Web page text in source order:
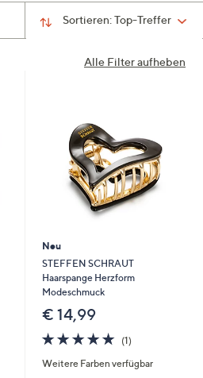
Sortieren:Top-Treffer
Alle Filter aufheben
Neu
STEFFEN SCHRAUT
Haarspange Herzform
Modeschmuck
€ 14,99
5.0
von
5
(1)1
Weitere Farben verfügbar